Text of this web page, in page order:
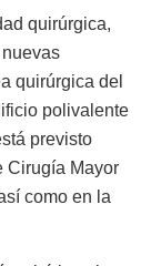
quirúrgica,
quirúrgica del
polivalente
previsto
Cirugía Mayor
como en la